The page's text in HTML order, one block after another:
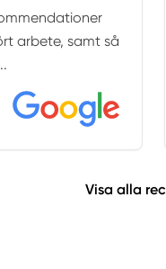
arbete, samt så
Visa alla